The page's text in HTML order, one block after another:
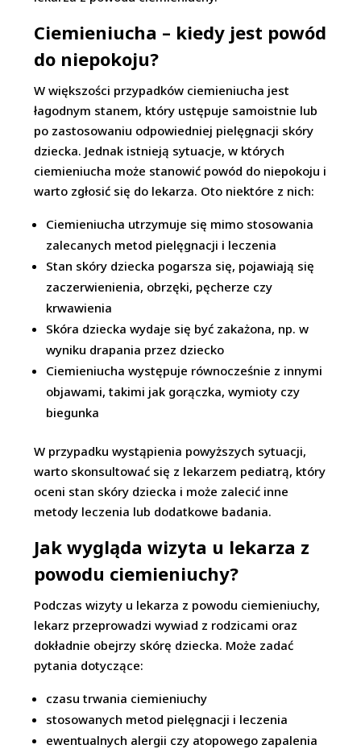
Ciemieniucha – kiedy jest powód
do niepokoju?
W większości przypadków ciemieniucha jest
łagodnym stanem, który ustępuje samoistnie lub
po zastosowaniu odpowiedniej pielęgnacji skóry
dziecka. Jednak istnieją sytuacje, w których
ciemieniucha może stanowić powód do niepokoju i
warto zgłosić się do lekarza. Oto niektóre z nich:
Ciemieniucha utrzymuje się mimo stosowania
zalecanych metod pielęgnacji i leczenia
Stan skóry dziecka pogarsza się, pojawiają się
zaczerwienienia, obrzęki, pęcherze czy
krwawienia
Skóra dziecka wydaje się być zakażona, np. w
wyniku drapania przez dziecko
Ciemieniucha występuje równocześnie z innymi
objawami, takimi jak gorączka, wymioty czy
biegunka
W przypadku wystąpienia powyższych sytuacji,
warto skonsultować się z lekarzem pediatrą, który
oceni stan skóry dziecka i może zalecić inne
metody leczenia lub dodatkowe badania.
Jak wygląda wizyta u lekarza z
powodu ciemieniuchy?
Podczas wizyty u lekarza z powodu ciemieniuchy,
lekarz przeprowadzi wywiad z rodzicami oraz
dokładnie obejrzy skórę dziecka. Może zadać
pytania dotyczące:
czasu trwania ciemieniuchy
stosowanych metod pielęgnacji i leczenia
ewentualnych alergii czy atopowego zapalenia